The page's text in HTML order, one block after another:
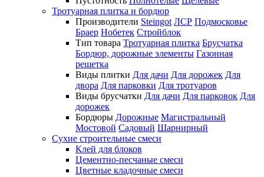
Тротуарная плитка и бордюр
Производители Steingot ЛСР Подмосковье
Браер Нобетек Стройблок
Тип товара Тротуарная плитка Брусчатка
Бордюр, дорожные элементы Газонная
решетка
Виды плитки Для дачи Для дорожек Для
двора Для парковки Для тротуаров
Виды брусчатки Для дачи Для парковок Для
дорожек
Бордюры Дорожные Магистральный
Мостовой Садовый Шарнирный
Сухие строительные смеси
Клей для блоков
Цементно-песчаные смеси
Цветные кладочные смеси